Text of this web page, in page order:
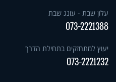
עלון שבת - עונג שבת
073-2221388
יעוץ למתחזקים בתחילת הדרך
073-2221232